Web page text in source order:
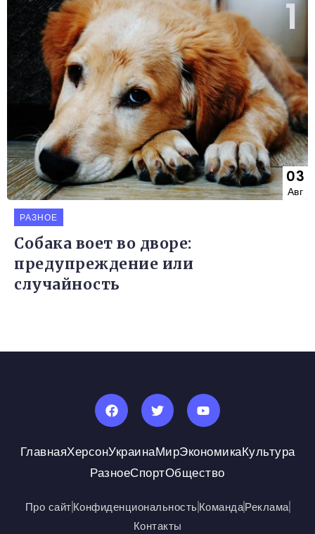
03
Авг
РАЗНОЕ
Собака воет во дворе:
предупреждение или
случайность
ГлавнаяХерсонУкраинаМирЭкономикаКультура
РазноеСпортОбщество
Про сайтКонфиденциональностьКомандаРеклама
Контакты